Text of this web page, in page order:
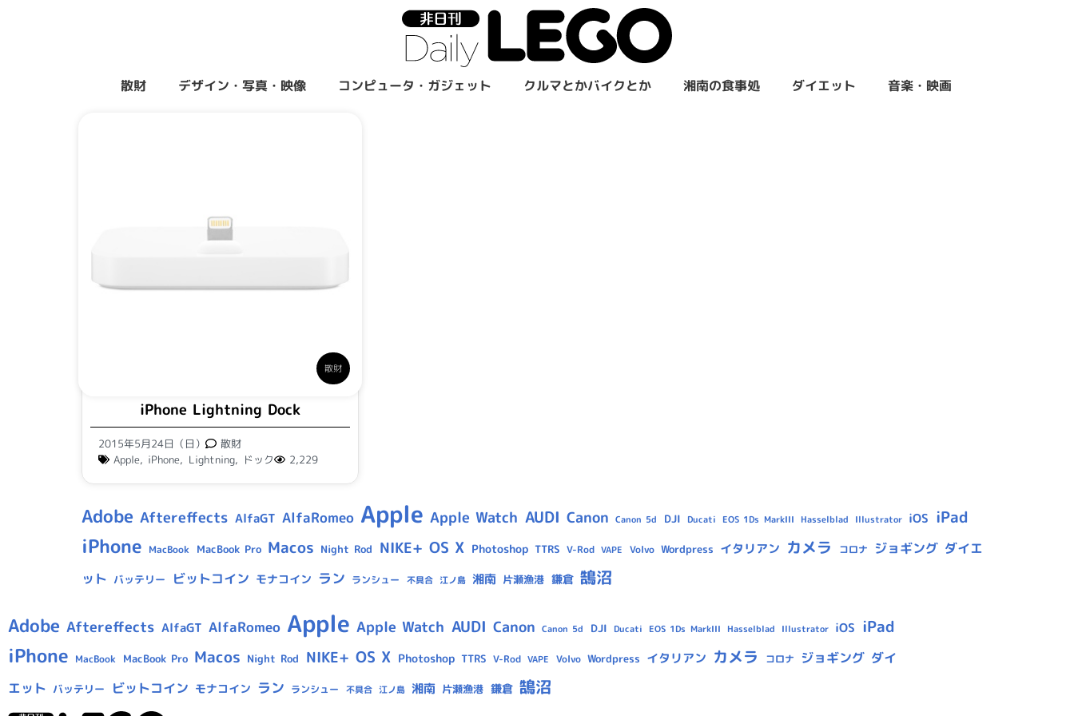
散財 デザイン・写真・映像 コンピュータ・ガジェット クルマとかバイクとか 湘南の食事処 ダイエット 音楽・映画
散財
iPhone Lightning Dock
2015年5月24日（日）
散財
Apple, iPhone, Lightning, ドック 2,229
Adobe Aftereffects AlfaGT AlfaRomeo Apple Apple Watch AUDI Canon Canon 5d DJI Ducati EOS 1Ds MarkIII Hasselblad Illustrator iOS iPad
iPhone MacBook MacBook Pro Macos Night Rod NIKE+ OS X Photoshop TTRS V-Rod VAPE Volvo Wordpress イタリアン カメラ コロナ ジョギング ダイエ
ット バッテリー ビットコイン モナコイン ラン ランシュー 不具合 江ノ島 湘南 片瀬漁港 鎌倉 鵠沼
Adobe Aftereffects AlfaGT AlfaRomeo Apple Apple Watch AUDI Canon Canon 5d DJI Ducati EOS 1Ds MarkIII Hasselblad Illustrator iOS iPad
iPhone MacBook MacBook Pro Macos Night Rod NIKE+ OS X Photoshop TTRS V-Rod VAPE Volvo Wordpress イタリアン カメラ コロナ ジョギング ダイ
エット バッテリー ビットコイン モナコイン ラン ランシュー 不具合 江ノ島 湘南 片瀬漁港 鎌倉 鵠沼